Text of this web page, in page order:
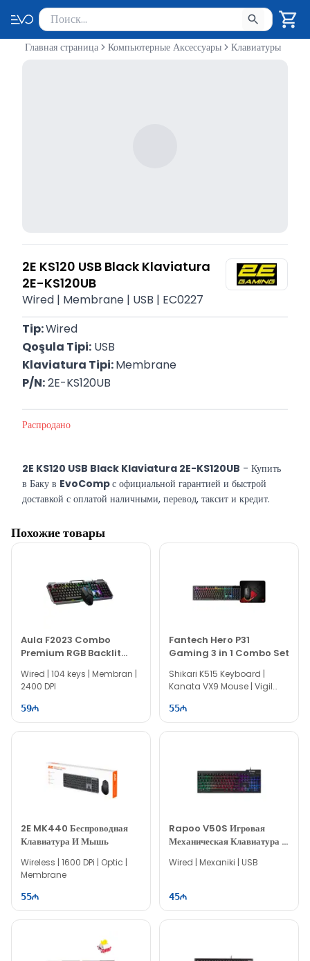
Поиск товаров
Введите минимум 2 символа для поиска. Нажмите Enter
Главная страница Компьютерные Аксессуары Клавиатуры
2E KS120 USB Black Klaviatura
2E-KS120UB
Wired | Membrane | USB | EC0227
Tip: Wired
Qoşula Tipi: USB
Klaviatura Tipi: Membrane
P/N: 2E-KS120UB
Распродано
2E KS120 USB Black Klaviatura 2E-KS120UB - Купить
в Баку в EvoCompс официальной гарантией и быстрой
доставкой с оплатой наличными, перевод, таксит и кредит.
Похожие товары
Aula F2023 Combo
Premium RGB Backlit
Gaming Keyboard &
Mouse
Wired | 104 keys | Membran |
2400 DPI
59
Fantech Hero P31
Gaming 3 in 1 Combo Set
Shikari K515 Keyboard |
Kanata VX9 Mouse | Vigil
55
2E MK440 Беспроводная
Клавиатура И Мышь
Wireless | 1600 DPi | Optic |
Membrane
55
Rapoo V50S Игровая
Механическая Клавиатура С
Подсветкой
Wired | Mexaniki | USB
45